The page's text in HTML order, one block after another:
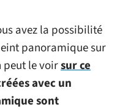
avez la possibilité
panoramique sur
peut le voirsur ce
avec un
sont